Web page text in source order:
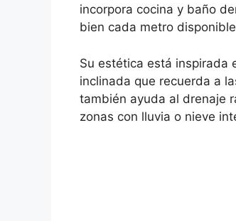
incorpora cocina y baño
bien cada metro
Su estética está inspirada
inclinada que recuerda a
también ayuda al drenaje
zonas con lluvia o nieve